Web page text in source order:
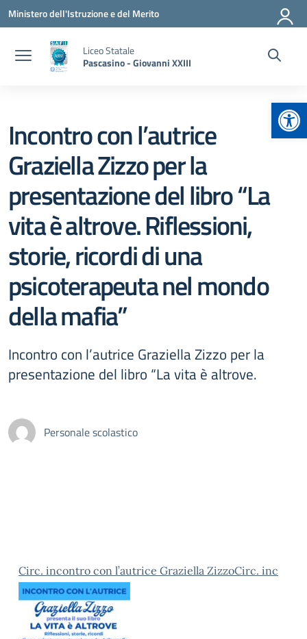
Vai ai contenuti
Vai al menu di navigazione
Vai al footer
Ministero dell'Istruzione e del Merito
Liceo Statale
Pascasino - Giovanni XXIII
Incontro con l’autrice
Graziella Zizzo per la
presentazione del libro “La
vita è altrove. Riflessioni,
storie, ricordi di una
psicoterapeuta nel mondo
della mafia”
Incontro con l’autrice Graziella Zizzo per la
presentazione del libro “La vita è altrove.
Personale scolastico
Circ. incontro con l’autrice Graziella ZizzoCirc. inc